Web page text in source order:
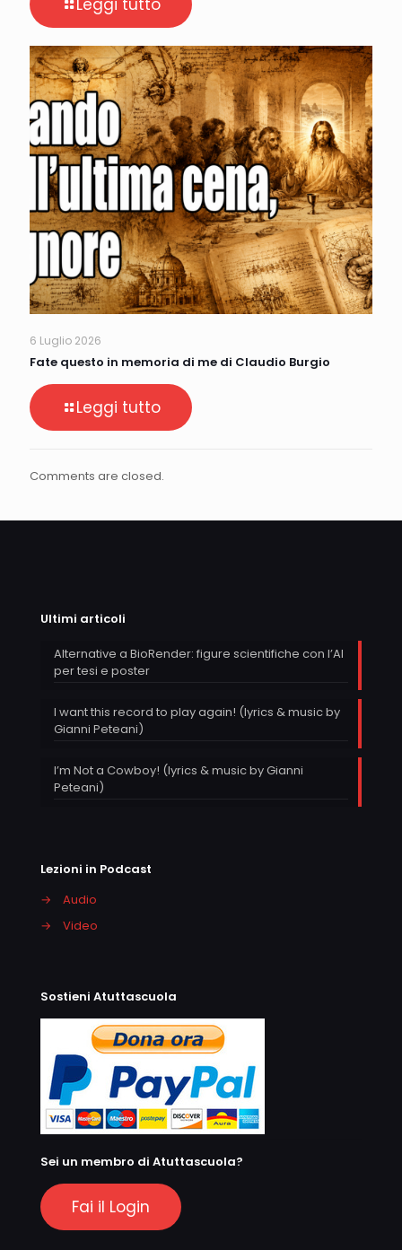
Leggi tutto
6 Luglio 2026
Fate questo in memoria di me di Claudio Burgio
Leggi tutto
Comments are closed.
Ultimi articoli
Alternative a BioRender: figure scientifiche con l’AI
per tesi e poster
I want this record to play again! (lyrics & music by
Gianni Peteani)
I’m Not a Cowboy! (lyrics & music by Gianni
Peteani)
Lezioni in Podcast
→
Audio
→
Video
Sostieni Atuttascuola
Sei un membro di Atuttascuola?
Fai il Login